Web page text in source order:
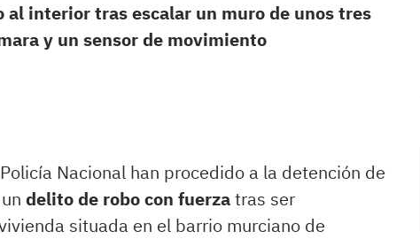
al interior tras escalar un muro de unos tres
y un sensor de movimiento
Nacional han procedido a la detención de
delito de robo con fuerzatras ser
situada en el barrio murciano de